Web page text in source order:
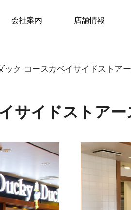
会社案内 店舗情報
ック コースカベイサイドストア
サイドストアー